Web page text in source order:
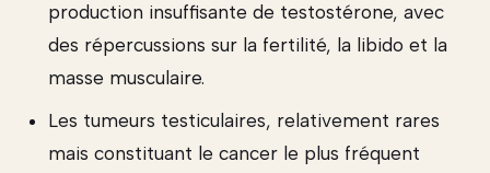
production insuffisante de testostérone, avec
des répercussions sur la fertilité, la libido et la
masse musculaire.
Les tumeurs testiculaires, relativement rares
mais constituant le cancer le plus fréquent